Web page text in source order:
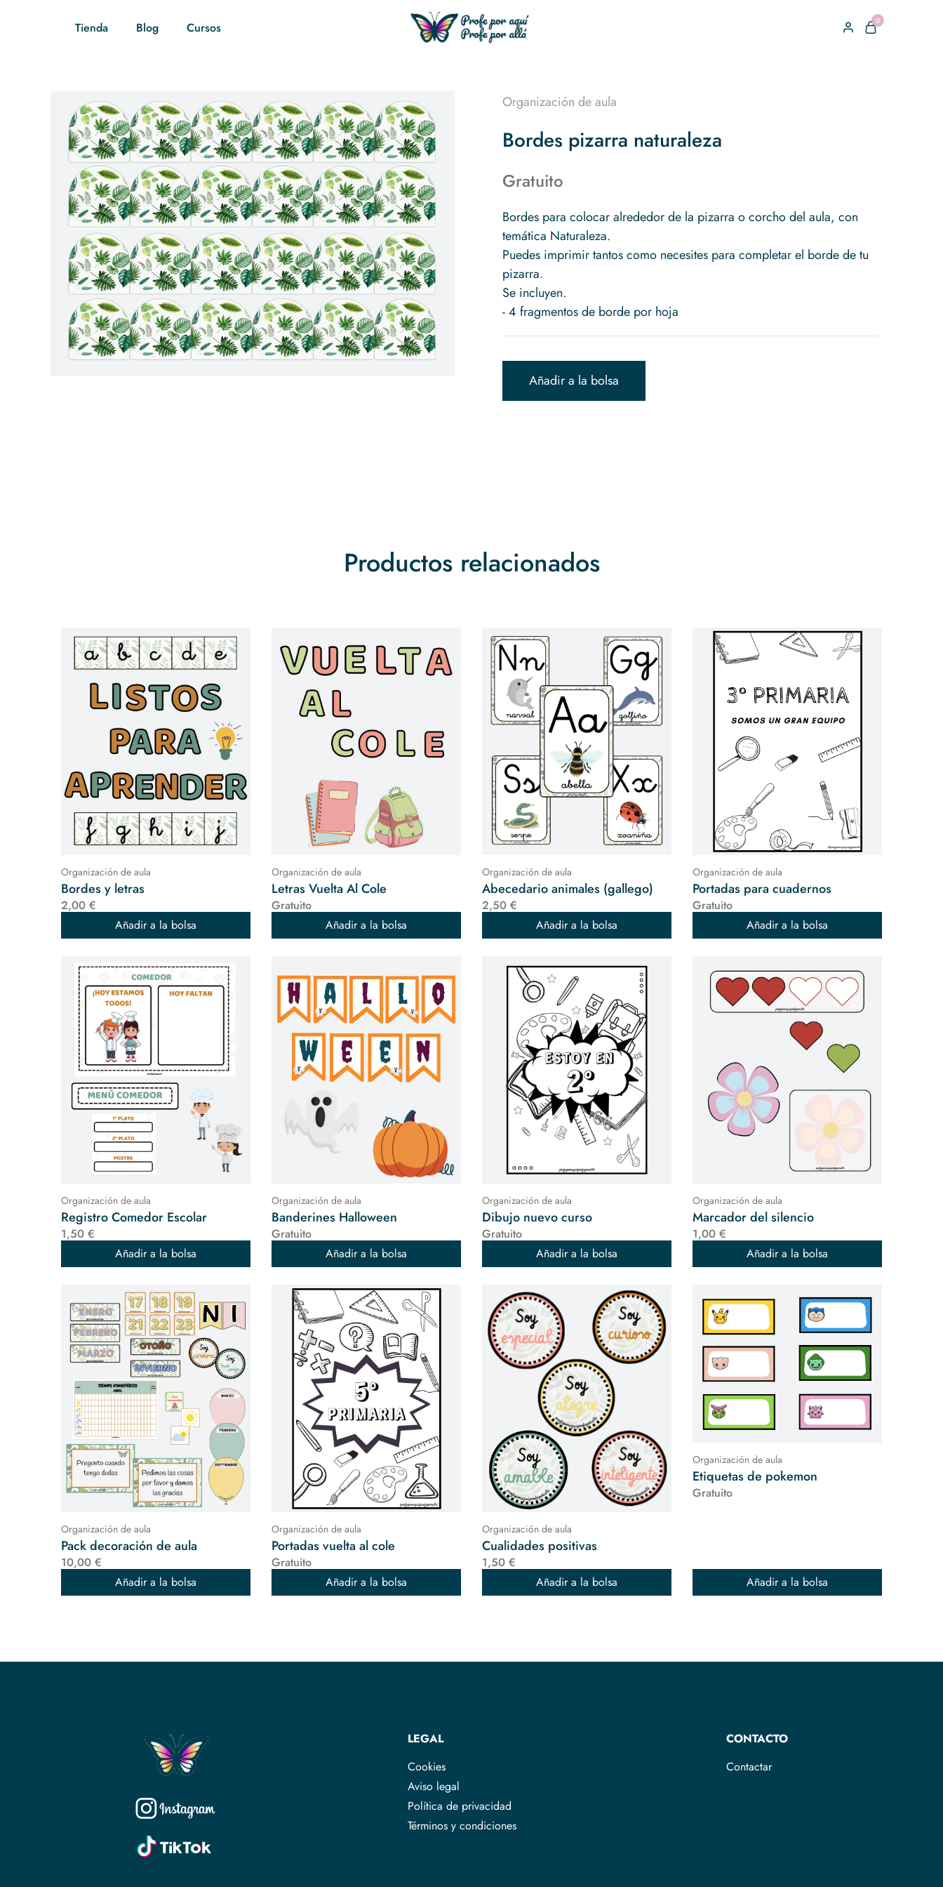
Tienda Blog Cursos 0
Organización de aula
Bordes pizarra naturaleza
Gratuito
Bordes para colocar alrededor de la pizarra o corcho del aula, con
temática Naturaleza.
Puedes imprimir tantos como necesites para completar el borde de tu
pizarra.
Se incluyen.
- 4 fragmentos de borde por hoja
Añadir a la bolsa
Productos relacionados
Organización de aula
Bordes y letras
2,00 €
Añadir a la bolsa
Organización de aula
Letras Vuelta Al Cole
Gratuito
Añadir a la bolsa
Organización de aula
Abecedario animales (gallego)
2,50 €
Añadir a la bolsa
Organización de aula
Portadas para cuadernos
Gratuito
Añadir a la bolsa
Organización de aula
Registro Comedor Escolar
1,50 €
Añadir a la bolsa
Organización de aula
Banderines Halloween
Gratuito
Añadir a la bolsa
Organización de aula
Dibujo nuevo curso
Gratuito
Añadir a la bolsa
Organización de aula
Marcador del silencio
1,00 €
Añadir a la bolsa
Organización de aula
Pack decoración de aula
10,00 €
Añadir a la bolsa
Organización de aula
Portadas vuelta al cole
Gratuito
Añadir a la bolsa
Organización de aula
Cualidades positivas
1,50 €
Añadir a la bolsa
Organización de aula
Etiquetas de pokemon
Gratuito
Añadir a la bolsa
LEGAL
Cookies
Aviso legal
Política de privacidad
Términos y condiciones
CONTACTO
Contactar